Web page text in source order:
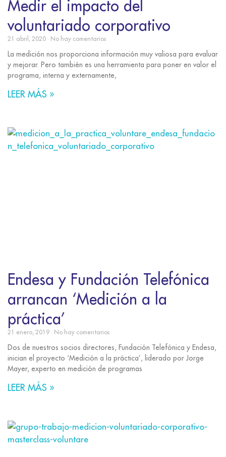
Medir el impacto del
voluntariado corporativo
21 abril, 2020 No hay comentarios
La medición nos proporciona información muy valiosa para evaluar
y mejorar. Pero también es una herramienta para poner en valor el
programa, interna y externamente,
LEER MÁS »
Endesa y Fundación Telefónica
arrancan ‘Medición a la
práctica’
21 enero, 2019 No hay comentarios
Dos de nuestros socios directores, Fundación Telefónica y Endesa,
inician el proyecto ‘Medición a la práctica’, liderado por Jorge
Mayer, experto en medición de programas
LEER MÁS »